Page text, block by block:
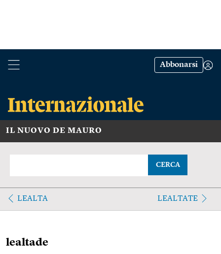
Abbonarsi
IL NUOVO DE MAURO
CERCA
LEALTA LEALTATE
lealtade